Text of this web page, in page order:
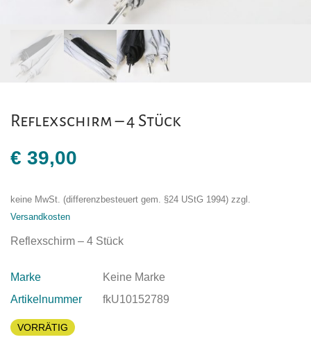
Reflexschirm – 4 Stück
€ 39,00
keine MwSt. (differenzbesteuert gem. §24 UStG 1994) zzgl.
Versandkosten
Reflexschirm – 4 Stück
Marke
Keine Marke
Artikelnummer
fkU10152789
VORRÄTIG